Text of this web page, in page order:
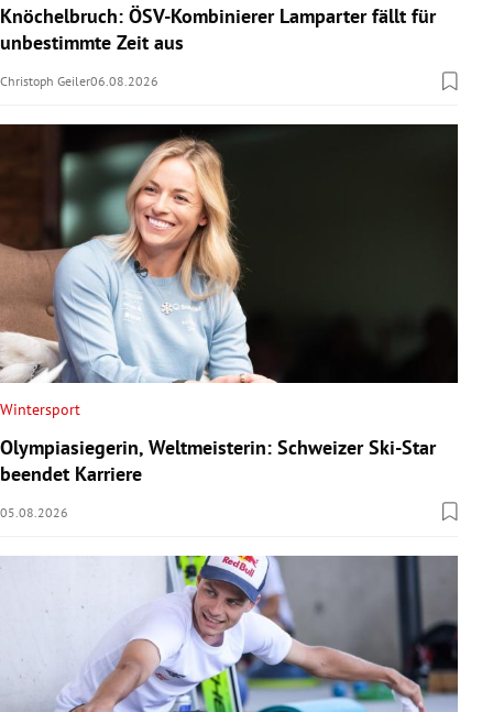
Knöchelbruch: ÖSV-Kombinierer Lamparter fällt für
unbestimmte Zeit aus
Christoph Geiler06.08.2026
Wintersport
Olympiasiegerin, Weltmeisterin: Schweizer Ski-Star
beendet Karriere
05.08.2026